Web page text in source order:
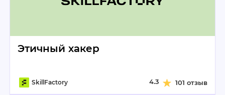
Этичный хакер
SkillFactory 4.3 101 отзыв